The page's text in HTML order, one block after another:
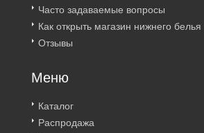
Часто задаваемые вопросы
Как открыть магазин нижнего белья
Отзывы
Меню
Каталог
Распродажа